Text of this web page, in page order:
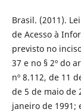
Brasil. (2011).
de Acesso à
previsto no
37 e no § 2º do
nº 8.112, de 11
de 5 de maio de
janeiro de 1991;